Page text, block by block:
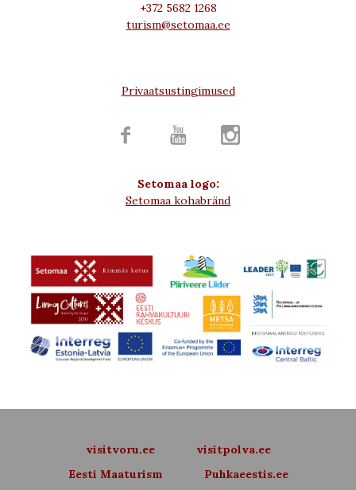
+372 5682 1268
turism@setomaa.ee
Privaatsustingimused
  
Setomaa logo:
Setomaa kohabränd
visitvoru.ee
visitpolva.ee
Eesti Maaturism
Puhkaeestis.ee